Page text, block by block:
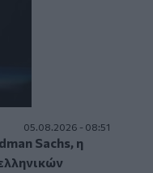
05.08.2026 - 08:51
Sachs, η